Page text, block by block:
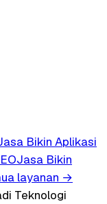
Bikin Aplikasi
Jasa Bikin
layanan →
Teknologi